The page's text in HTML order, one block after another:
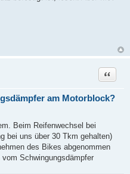
am Motorblock?
Zitat
Beim Reifenwechsel bei
bei uns über 30 Tkm gehalten)
des Bikes abgenommen
Schwingungsdämpfer